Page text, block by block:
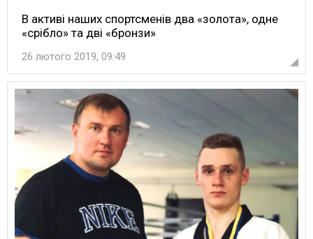
В активі наших спортсменів два «золота», одне
«срібло» та дві «бронзи»
26 лютого 2019, 09:49